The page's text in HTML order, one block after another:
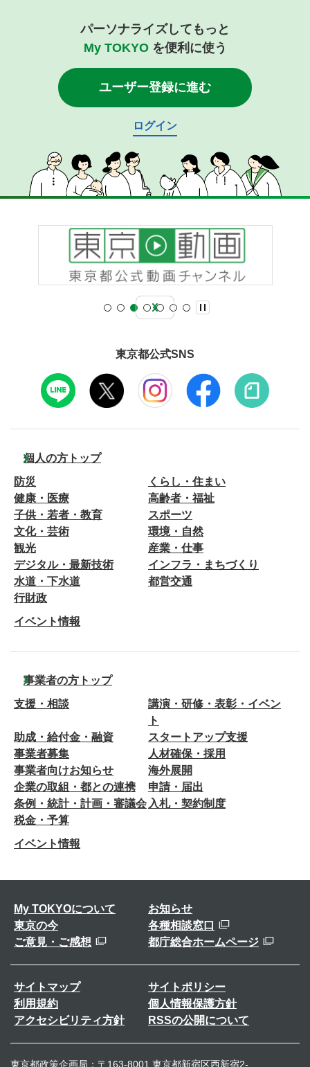
パーソナライズしてもっと
My TOKYOを便利に使う
ユーザー登録に進む
ログイン
東京都公式SNS
個人の方トップ
防災
くらし・住まい
健康・医療
高齢者・福祉
子供・若者・教育
スポーツ
文化・芸術
環境・自然
観光
産業・仕事
デジタル・最新技術
インフラ・まちづくり
水道・下水道
都営交通
行財政
イベント情報
事業者の方トップ
支援・相談
講演・研修・表彰・イベン
ト
助成・給付金・融資
スタートアップ支援
事業者募集
人材確保・採用
事業者向けお知らせ
海外展開
企業の取組・都との連携
申請・届出
条例・統計・計画・審議会 入札・契約制度
税金・予算
イベント情報
My TOKYOについて
お知らせ
東京の今
各種相談窓口
ご意見・ご感想
都庁総合ホームページ
サイトマップ
サイトポリシー
利用規約
個人情報保護方針
アクセシビリティ方針
RSSの公開について
東京都政策企画局：〒163-8001 東京都新宿区西新宿2-